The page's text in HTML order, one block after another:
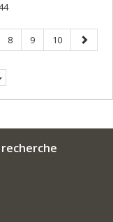
Page
8 Page
9 Page
10
Next
page